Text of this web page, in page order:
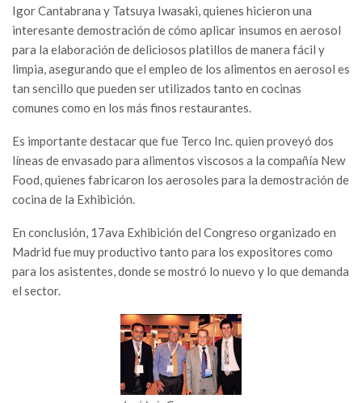
Igor Cantabrana y Tatsuya Iwasaki, quienes hicieron una
interesante demostración de cómo aplicar insumos en aerosol
para la elaboración de deliciosos platillos de manera fácil y
limpia, asegurando que el empleo de los alimentos en aerosol es
tan sencillo que pueden ser utilizados tanto en cocinas
comunes como en los más finos restaurantes.
Es importante destacar que fue Terco Inc. quien proveyó dos
líneas de envasado para alimentos viscosos a la compañía New
Food, quienes fabricaron los aerosoles para la demostración de
cocina de la Exhibición.
En conclusión, 17ava Exhibición del Congreso organizado en
Madrid fue muy productivo tanto para los expositores como
para los asistentes, donde se mostró lo nuevo y lo que demanda
el sector.